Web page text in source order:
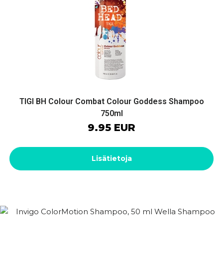
TIGI BH Colour Combat Colour Goddess Shampoo
750ml
9.95 EUR
Lisätietoja